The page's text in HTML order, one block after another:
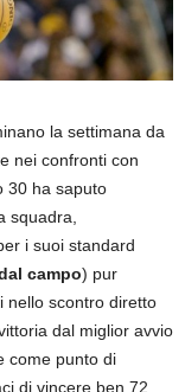
la settimana da
nei confronti con
30 ha saputo
squadra,
i suoi standard
campo) pur
nello scontro diretto
dal miglior avvio
come punto di
di vincere ben 72